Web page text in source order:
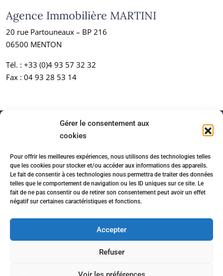
Gérer le consentement aux
cookies
Pour offrir les meilleures expériences, nous utilisons des technologies telles
que les cookies pour stocker et/ou accéder aux informations des appareils.
Le fait de consentir à ces technologies nous permettra de traiter des données
telles que le comportement de navigation ou les ID uniques sur ce site. Le
fait de ne pas consentir ou de retirer son consentement peut avoir un effet
négatif sur certaines caractéristiques et fonctions.
Accepter
Refuser
Agence Immobilière MARTINI
20 rue Partouneaux – BP 216
06500 MENTON
Tél. : +33 (0)4 93 57 32 32
Fax : 04 93 28 53 14
Accueil Honoraires Partenaires immobiliers
© www.agencemartini.com - Site réalisé par l'agence web